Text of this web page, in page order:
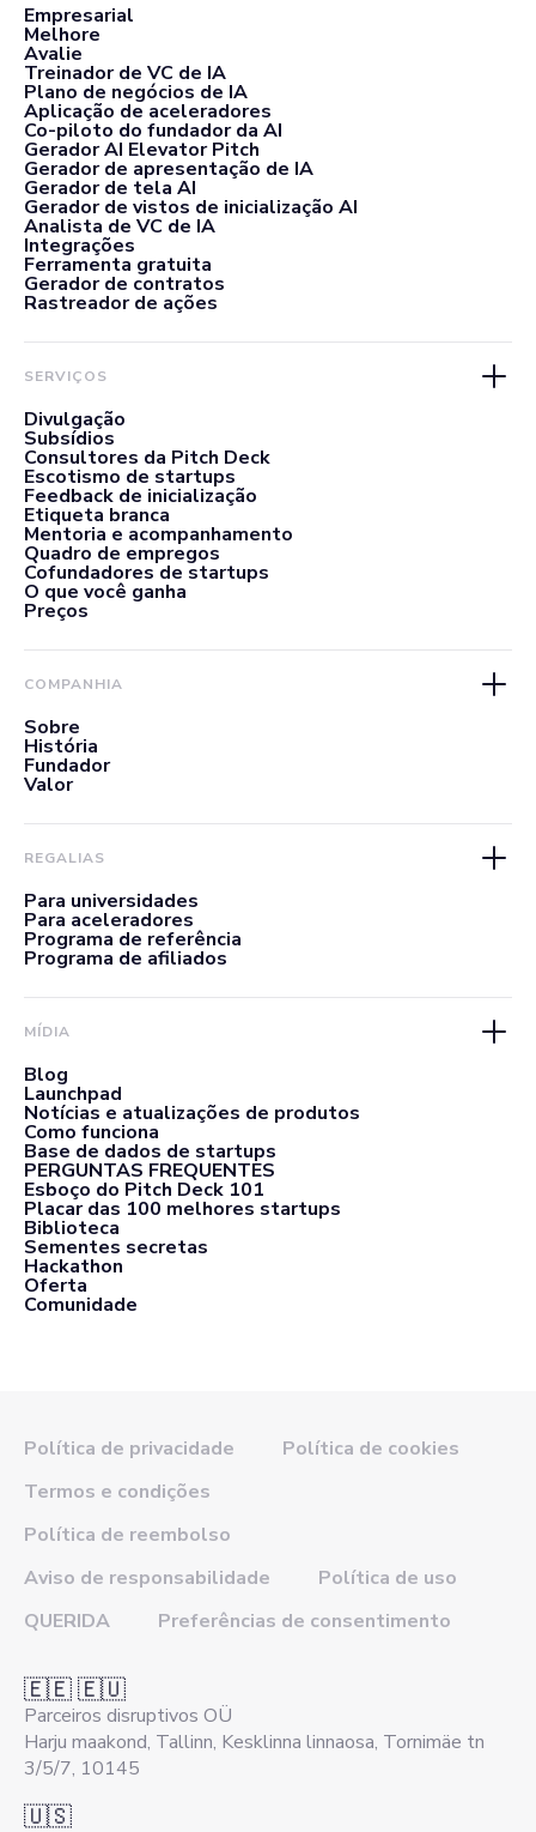
Empresarial
Melhore
Avalie
Treinador de VC de IA
Plano de negócios de IA
Aplicação de aceleradores
Co-piloto do fundador da AI
Gerador AI Elevator Pitch
Gerador de apresentação de IA
Gerador de tela AI
Gerador de vistos de inicialização AI
Analista de VC de IA
Integrações
Ferramenta gratuita
Gerador de contratos
Rastreador de ações
SERVIÇOS
Divulgação
Subsídios
Consultores da Pitch Deck
Escotismo de startups
Feedback de inicialização
Etiqueta branca
Mentoria e acompanhamento
Quadro de empregos
Cofundadores de startups
O que você ganha
Preços
COMPANHIA
Sobre
História
Fundador
Valor
REGALIAS
Para universidades
Para aceleradores
Programa de referência
Programa de afiliados
MÍDIA
Blog
Launchpad
Notícias e atualizações de produtos
Como funciona
Base de dados de startups
PERGUNTAS FREQUENTES
Esboço do Pitch Deck 101
Placar das 100 melhores startups
Biblioteca
Sementes secretas
Hackathon
Oferta
Comunidade
Política de privacidade
Política de cookies
Termos e condições
Política de reembolso
Aviso de responsabilidade
Política de uso
QUERIDA
Preferências de consentimento
🇪🇪 🇪🇺
Parceiros disruptivos OÜ
Harju maakond, Tallinn, Kesklinna linnaosa, Tornimäe tn
3/5/7, 10145
🇺🇸